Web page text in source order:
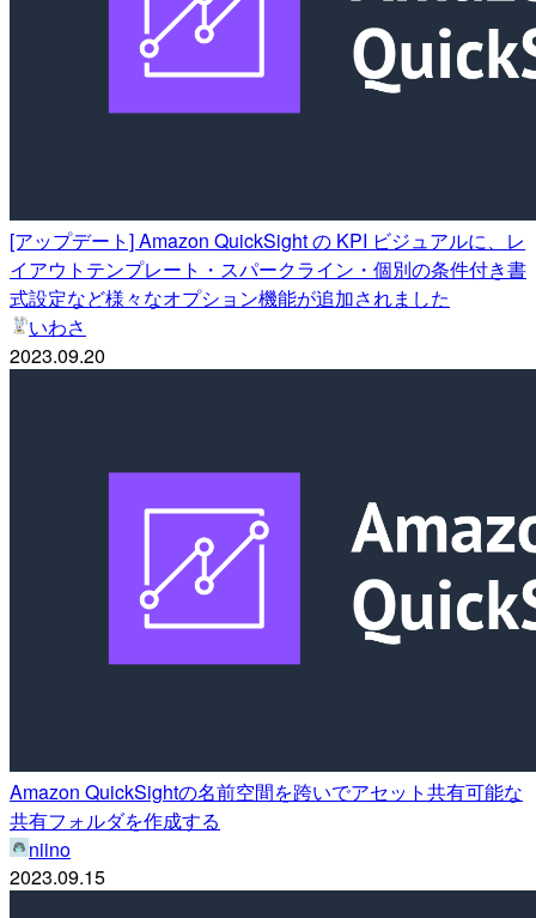
[アップデート] Amazon QuickSight の KPI ビジュアルに、レ
イアウトテンプレート・スパークライン・個別の条件付き書
式設定など様々なオプション機能が追加されました
いわさ
2023.09.20
Amazon QuickSightの名前空間を跨いでアセット共有可能な
共有フォルダを作成する
niino
2023.09.15